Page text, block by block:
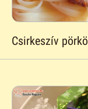
Csirkeszív